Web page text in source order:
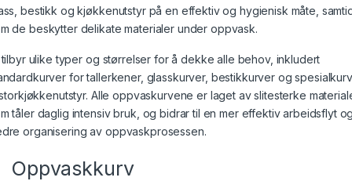
bestikk og kjøkkenutstyr på en effektiv og hygienisk måte,
de beskytter delikate materialer under oppvask.
ulike typer og størrelser for å dekke alle behov, inkludert
for tallerkener, glasskurver, bestikkurver og
Alle oppvaskurvene er laget av slitesterke
tåler daglig intensiv bruk, og bidrar til en mer effektiv arbeidsflyt
organisering av oppvaskprosessen.
Oppvaskkurv